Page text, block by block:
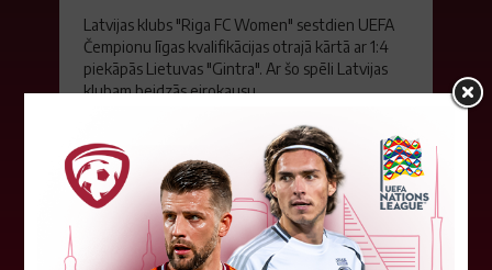
Latvijas klubs "Riga FC Women" sestdien UEFA
Čempionu līgas kvalifikācijas otrajā kārtā ar 1:4
piekāpās Lietuvas "Gintra". Ar šo spēli Latvijas
klubam beidzās eirokausu...
08. augusts 2026.